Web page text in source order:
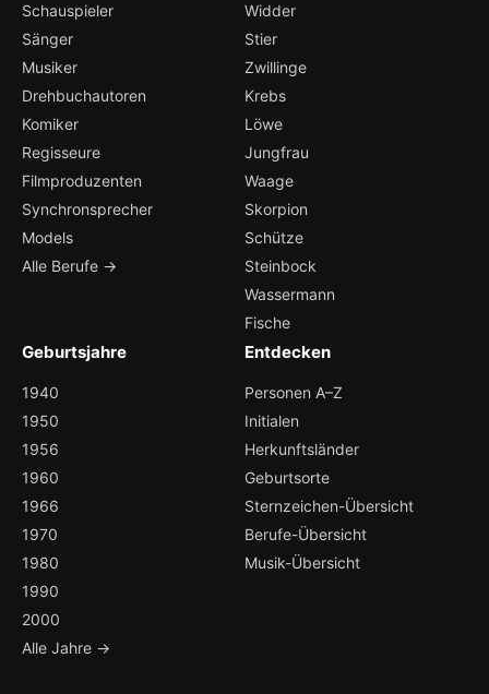
Schauspieler
Sänger
Musiker
Drehbuchautoren
Komiker
Regisseure
Filmproduzenten
Synchronsprecher
Models
Alle Berufe →
Widder
Stier
Zwillinge
Krebs
Löwe
Jungfrau
Waage
Skorpion
Schütze
Steinbock
Wassermann
Fische
Geburtsjahre
1940
1950
1956
1960
1966
1970
1980
1990
2000
Alle Jahre →
Entdecken
Personen A–Z
Initialen
Herkunftsländer
Geburtsorte
Sternzeichen-Übersicht
Berufe-Übersicht
Musik-Übersicht